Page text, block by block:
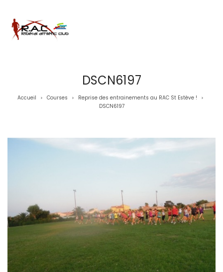
DSCN6197
Accueil > Courses > Reprise des entrainements au RAC St Estève ! >
DSCN6197